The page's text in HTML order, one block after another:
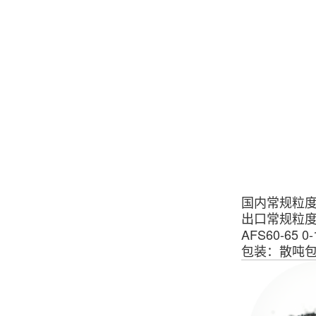
国内常规粒
出口常规粒
AFS60-65
包装：散吨